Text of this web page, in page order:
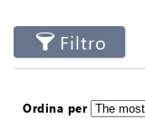
Filtro
Ordina per